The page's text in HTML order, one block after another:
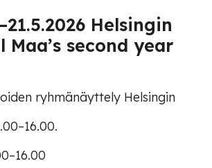
Helsingin
second year
ryhmänäyttely Helsingin